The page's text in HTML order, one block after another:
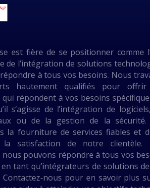
est fière de se positionner comme
de l’intégration de solutions
à tous vos besoins. Nous
hautement qualifiés pour
répondent à vos besoins
s’agisse de l’intégration de
ou de la gestion de la sécurité.
la fourniture de services fiables et
satisfaction de notre clientèle.
nous pouvons répondre à tous vos
tant qu’intégrateurs de solutions
Contactez-nous pour en savoir plus